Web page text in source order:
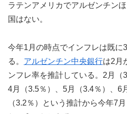
ラテンアメリカでアルゼンチン
国はない。
今年1月の時点でインフレは既に
る。 アルゼンチン中央銀行は2月
ンフレ率を推計している。2月（
4月（3.5％）、5月（3.4％）、6
（3.2％）という推計から今年7